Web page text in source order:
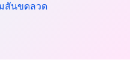
มสันขดลวด